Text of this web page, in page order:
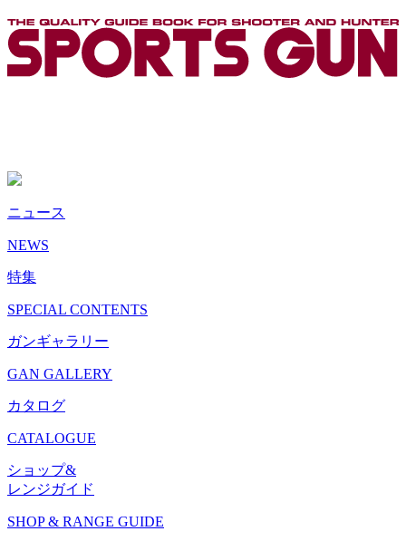
ニュース
NEWS
特集
SPECIAL CONTENTS
ガンギャラリー
GAN GALLERY
カタログ
CATALOGUE
ショップ&
レンジガイド
SHOP & RANGE GUIDE